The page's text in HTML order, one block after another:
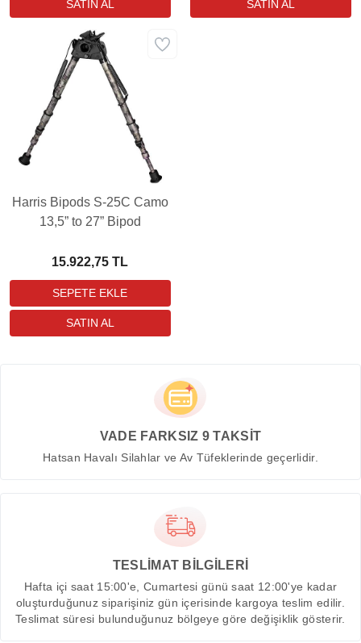
Harris Bipods S-25C Camo
13,5” to 27” Bipod
15.922,75 TL
VADE FARKSIZ 9 TAKSİT
Hatsan Havalı Silahlar ve Av Tüfeklerinde geçerlidir.
TESLİMAT BİLGİLERİ
Hafta içi saat 15:00'e, Cumartesi günü saat 12:00'ye kadar
oluşturduğunuz siparişiniz gün içerisinde kargoya teslim edilir.
Teslimat süresi bulunduğunuz bölgeye göre değişiklik gösterir.